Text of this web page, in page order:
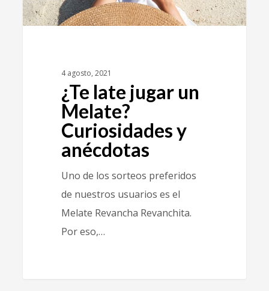
4 agosto, 2021
¿Te late jugar un
Melate?
Curiosidades y
anécdotas
Uno de los sorteos preferidos
de nuestros usuarios es el
Melate Revancha Revanchita.
Por eso,…